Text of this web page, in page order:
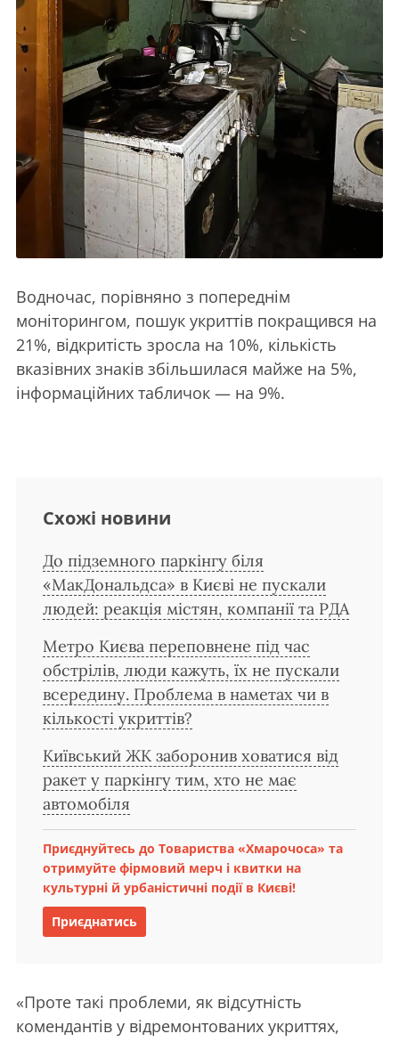
Водночас, порівняно з попереднім
моніторингом, пошук укриттів покращився на
21%, відкритість зросла на 10%, кількість
вказівних знаків збільшилася майже на 5%,
інформаційних табличок — на 9%.
Схожі новини
До підземного паркінгу біля
«МакДональдса» в Києві не пускали
людей: реакція містян, компанії та РДА
Метро Києва переповнене під час
обстрілів, люди кажуть, їх не пускали
всередину. Проблема в наметах чи в
кількості укриттів?
Київський ЖК заборонив ховатися від
ракет у паркінгу тим, хто не має
автомобіля
Приєднуйтесь до Товариства «Хмарочоса» та
отримуйте фірмовий мерч і квитки на
культурні й урбаністичні події в Києві!
Приєднатись
«Проте такі проблеми, як відсутність
комендантів у відремонтованих укриттях,